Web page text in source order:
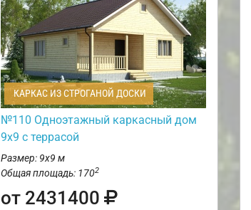
КАРКАС ИЗ СТРОГАНОЙ ДОСКИ
№110 Одноэтажный каркасный дом
9х9 с террасой
Размер: 9х9 м
Общая площадь: 1702
от 2431400